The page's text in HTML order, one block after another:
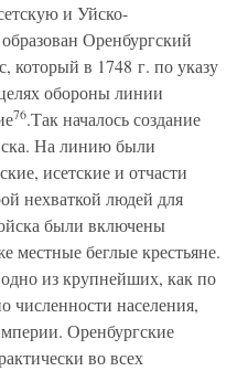
и Уйско-
Оренбургский
который в 1748 г. по указу
обороны линии
76.Так началось создание
На линию были
исетские и отчасти
нехваткой людей для
были включены
местные беглые крестьяне.
из крупнейших, как по
численности населения,
Оренбургские
во всех